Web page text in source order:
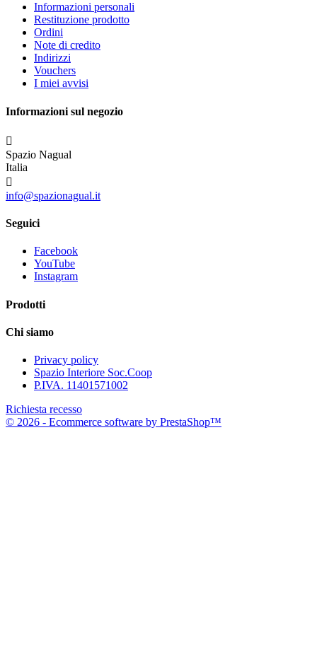
Informazioni personali
Restituzione prodotto
Ordini
Note di credito
Indirizzi
Vouchers
I miei avvisi
Informazioni sul negozio

Spazio Nagual
Italia

info@spazionagual.it
Seguici
Facebook
YouTube
Instagram
Prodotti
Chi siamo
Privacy policy
Spazio Interiore Soc.Coop
P.IVA. 11401571002
Richiesta recesso
© 2026 - Ecommerce software by PrestaShop™